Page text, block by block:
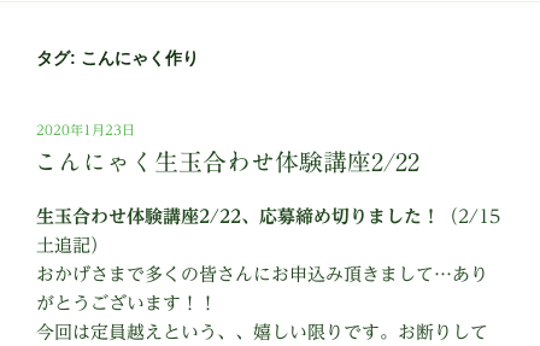
タグ: こんにゃく作り
投
日:
2020年1月23日
こんにゃく生玉合わせ体験講座2/22
生玉合わせ体験講座2/22、応募締め切りました！
（2/15
土追記）
おかげさまで多くの皆さんにお申込み頂きまして…あり
がとうございます！！
今回は定員越えという、、嬉しい限りです。お断りして